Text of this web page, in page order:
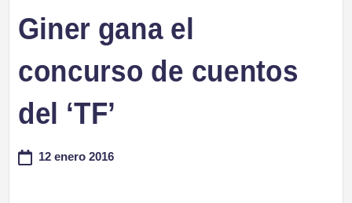
Giner gana el
concurso de cuentos
del ‘TF’
12 enero 2016